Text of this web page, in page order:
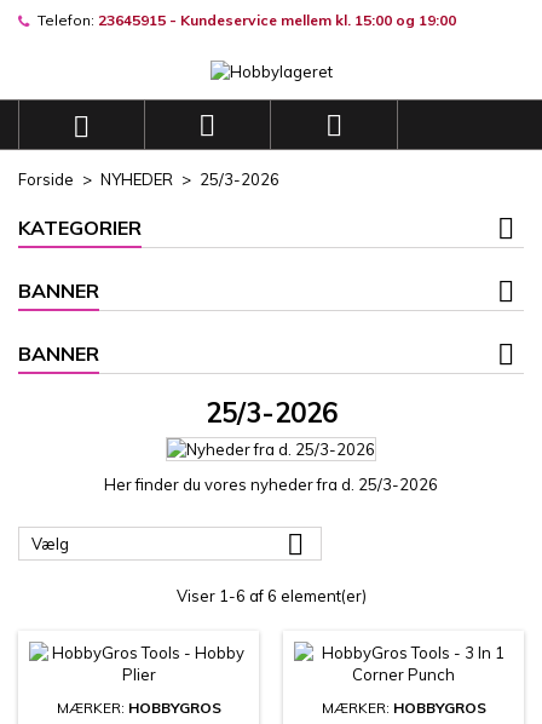
Telefon: 23645915 - Kundeservice mellem kl. 15:00 og 19:00
  
Forside NYHEDER 25/3-2026
KATEGORIER
BANNER
BANNER
25/3-2026
Her finder du vores nyheder fra d. 25/3-2026
Vælg 
Viser 1-6 af 6 element(er)
MÆRKER: HOBBYGROS MÆRKER: HOBBYGROS
((confirmMessage))
((cancelText))
((label))
Du skal være logget på for at gemme produkter på din
ønskeliste.